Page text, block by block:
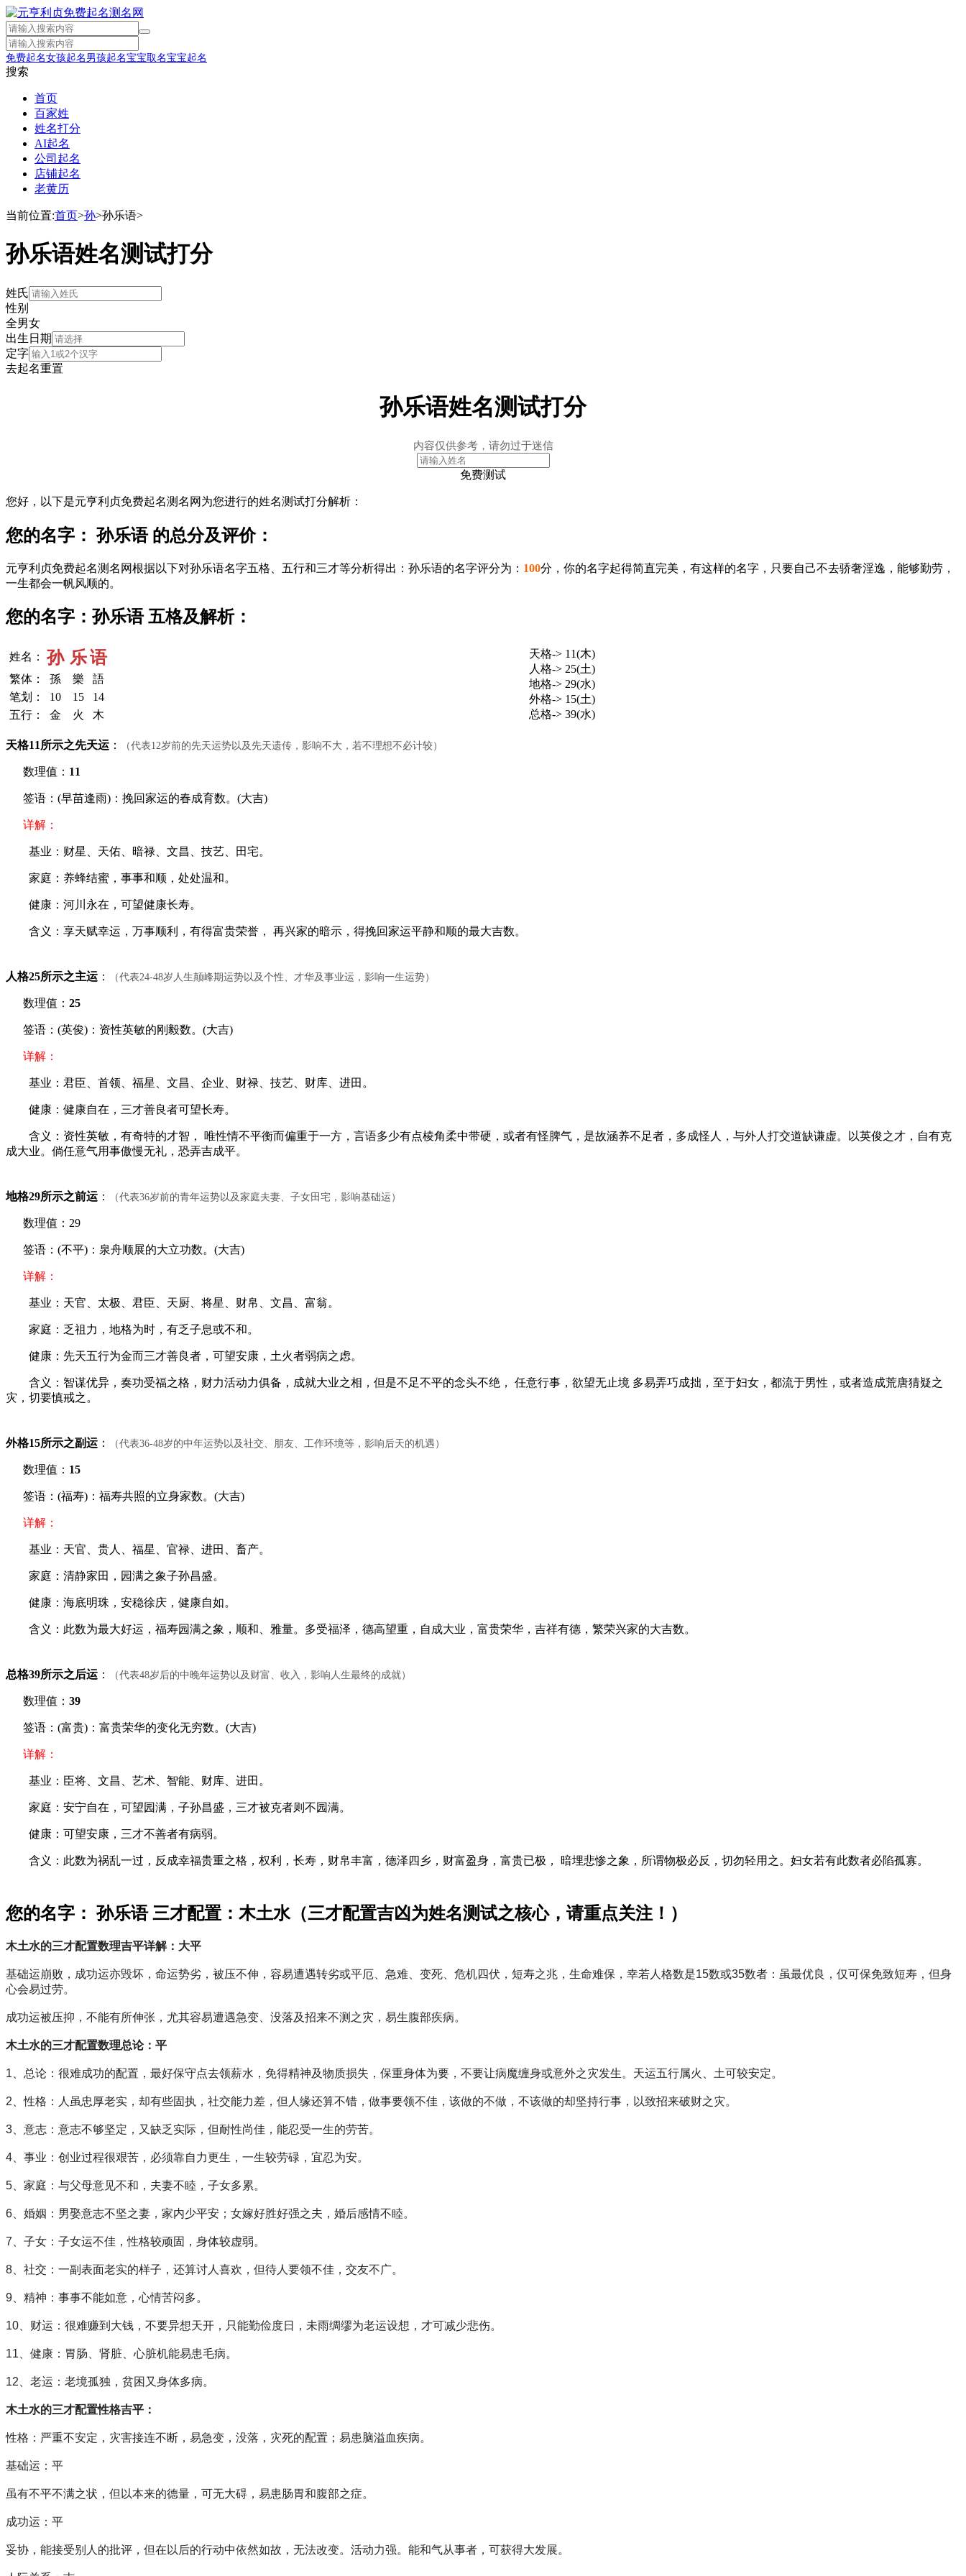
免费起名女孩起名 男孩起名宝宝取名宝宝起名
搜索
首页
百家姓
姓名打分
AI起名
公司起名
店铺起名
老黄历
当前位置:首页>孙>孙乐语>
孙乐语姓名测试打分
姓氏
性别
全男女
出生日期
定字
去起名重置
孙乐语姓名测试打分
内容仅供参考，请勿过于迷信
免费测试
您好，以下是元亨利贞免费起名测名网为您进行的姓名测试打分解析：
您的名字： 孙乐语 的总分及评价：
元亨利贞免费起名测名网根据以下对孙乐语名字五格、五行和三才等分析得出：孙乐语的名字评分为： 100分，你的名字起得简直完美，有这样的名字，只要自己不去骄奢淫逸，能够勤劳，
一生都会一帆风顺的。
您的名字：孙乐语 五格及解析：
姓名： 孙 乐语
繁体： 孫 樂
語
笔划：
10 15
14
五行：
金 火 木
天格-> 11(木)
人格-> 25(土)
地格-> 29(水)
外格-> 15(土)
总格-> 39(水)
天格11所示之先天运 ： （代表12岁前的先天运势以及先天遗传，影响不大，若不理想不必计较）
数理值： 11
签语：(早苗逢雨)：挽回家运的春成育数。(大吉)
详解：
基业：财星、天佑、暗禄、文昌、技艺、田宅。
家庭：养蜂结蜜，事事和顺，处处温和。
健康：河川永在，可望健康长寿。
含义：享天赋幸运，万事顺利，有得富贵荣誉， 再兴家的暗示，得挽回家运平静和顺的最大吉数。
人格25所示之主运 ： （代表24-48岁人生颠峰期运势以及个性、才华及事业运，影响一生运势）
数理值： 25
签语：(英俊)：资性英敏的刚毅数。(大吉)
详解：
基业：君臣、首领、福星、文昌、企业、财禄、技艺、财库、进田。
健康：健康自在，三才善良者可望长寿。
含义：资性英敏，有奇特的才智， 唯性情不平衡而偏重于一方，言语多少有点棱角柔中带硬，或者有怪脾气，是故涵养不足者，多成怪人，与外人打交道缺谦虚。以英俊之才，自有克
成大业。倘任意气用事傲慢无礼，恐弄吉成平。
地格29所示之前运 ： （代表36岁前的青年运势以及家庭夫妻、子女田宅，影响基础运）
数理值：29
签语：(不平)：泉舟顺展的大立功数。(大吉)
详解：
基业：天官、太极、君臣、天厨、将星、财帛、文昌、富翁。
家庭：乏祖力，地格为时，有乏子息或不和。
健康：先天五行为金而三才善良者，可望安康，土火者弱病之虑。
含义：智谋优异，奏功受福之格，财力活动力俱备，成就大业之相，但是不足不平的念头不绝， 任意行事，欲望无止境 多易弄巧成拙，至于妇女，都流于男性，或者造成荒唐猜疑之
灾，切要慎戒之。
外格15所示之副运 ： （代表36-48岁的中年运势以及社交、朋友、工作环境等，影响后天的机遇）
数理值： 15
签语：(福寿)：福寿共照的立身家数。(大吉)
详解：
基业：天官、贵人、福星、官禄、进田、畜产。
家庭：清静家田，园满之象子孙昌盛。
健康：海底明珠，安稳徐庆，健康自如。
含义：此数为最大好运，福寿园满之象，顺和、雅量。多受福泽，德高望重，自成大业，富贵荣华，吉祥有德，繁荣兴家的大吉数。
总格39所示之后运 ： （代表48岁后的中晚年运势以及财富、收入，影响人生最终的成就）
数理值： 39
签语：(富贵)：富贵荣华的变化无穷数。(大吉)
详解：
基业：臣将、文昌、艺术、智能、财库、进田。
家庭：安宁自在，可望园满，子孙昌盛，三才被克者则不园满。
健康：可望安康，三才不善者有病弱。
含义：此数为祸乱一过，反成幸福贵重之格，权利，长寿，财帛丰富，德泽四乡，财富盈身，富贵已极， 暗埋悲惨之象，所谓物极必反，切勿轻用之。妇女若有此数者必陷孤寡。
您的名字： 孙乐语 三才配置：木土水（三才配置吉凶为姓名测试之核心，请重点关注！）
木土水的三才配置数理吉平详解：大平
基础运崩败，成功运亦毁坏，命运势劣，被压不伸，容易遭遇转劣或平厄、急难、变死、危机四伏，短寿之兆，生命难保，幸若人格数是15数或35数者：虽最优良，仅可保免致短寿，但身
心会易过劳。
成功运被压抑，不能有所伸张，尤其容易遭遇急变、没落及招来不测之灾，易生腹部疾病。
木土水的三才配置数理总论：平
1、总论：很难成功的配置，最好保守点去领薪水，免得精神及物质损失，保重身体为要，不要让病魔缠身或意外之灾发生。天运五行属火、土可较安定。
2、性格：人虽忠厚老实，却有些固执，社交能力差，但人缘还算不错，做事要领不佳，该做的不做，不该做的却坚持行事，以致招来破财之灾。
3、意志：意志不够坚定，又缺乏实际，但耐性尚佳，能忍受一生的劳苦。
4、事业：创业过程很艰苦，必须靠自力更生，一生较劳碌，宜忍为安。
5、家庭：与父母意见不和，夫妻不睦，子女多累。
6、婚姻：男娶意志不坚之妻，家内少平安；女嫁好胜好强之夫，婚后感情不睦。
7、子女：子女运不佳，性格较顽固，身体较虚弱。
8、社交：一副表面老实的样子，还算讨人喜欢，但待人要领不佳，交友不广。
9、精神：事事不能如意，心情苦闷多。
10、财运：很难赚到大钱，不要异想天开，只能勤俭度日，未雨绸缪为老运设想，才可减少悲伤。
11、健康：胃肠、肾脏、心脏机能易患毛病。
12、老运：老境孤独，贫困又身体多病。
木土水的三才配置性格吉平：
性格：严重不安定，灾害接连不断，易急变，没落，灾死的配置；易患脑溢血疾病。
基础运：平
虽有不平不满之状，但以本来的德量，可无大碍，易患肠胃和腹部之症。
成功运：平
妥协，能接受别人的批评，但在以后的行动中依然如故，无法改变。活动力强。能和气从事者，可获得大发展。